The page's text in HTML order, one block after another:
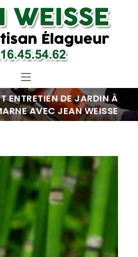
ENTRETIEN DE JARDIN À
AVEC JEAN WEISSE